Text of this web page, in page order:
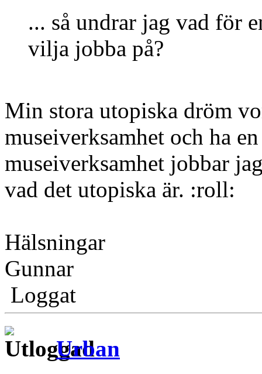
... så undrar jag vad för
vilja jobba på?
Min stora utopiska dröm
museiverksamhet och ha
museiverksamhet jobbar
vad det utopiska är. :roll:
Hälsningar
Gunnar
Loggat
Urban